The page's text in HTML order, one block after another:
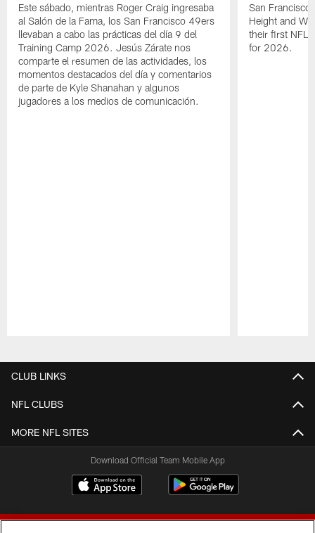
Este sábado, mientras Roger Craig ingresaba
al Salón de la Fama, los San Francisco 49ers
llevaban a cabo las prácticas del día 9 del
Training Camp 2026. Jesús Zárate nos
comparte el resumen de las actividades, los
momentos destacados del día y comentarios
de parte de Kyle Shanahan y algunos
jugadores a los medios de comunicación.
San Francisco
Height and
their first NFL
for 2026.
CLUB LINKS
NFL CLUBS
MORE NFL SITES
Download Official Team Mobile App